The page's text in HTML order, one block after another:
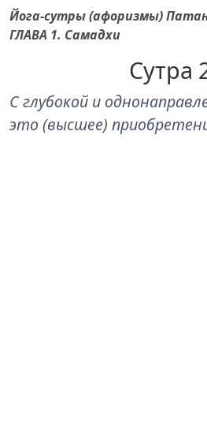
Йога-сутры (афоризмы)
ГЛАВА 1. Самадхи
Сутра
С глубокой и
это (высшее)